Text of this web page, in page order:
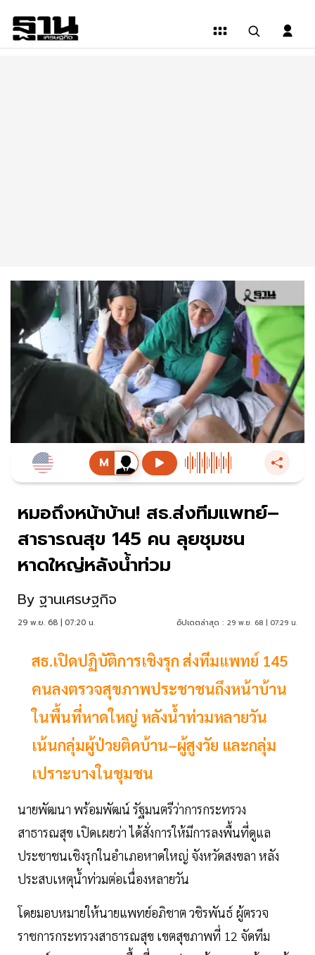
หมอถึงหน้าบ้าน! สธ.ส่งทีมแพทย์–
สาธารณสุข 145 คน ลุยชุมชน
หาดใหญ่หลังน้ำท่วม
By ฐานเศรษฐกิจ
29 พ.ย. 68 | 07:20 น. อัปเดตล่าสุด : 29 พ.ย. 68 | 07:29 น.
สธ.เปิดปฏิบัติการเชิงรุก ส่งทีมแพทย์ 145
คนลงตรวจสุขภาพประชาชนถึงหน้าบ้าน
ในพื้นที่หาดใหญ่ หลังน้ำท่วมหลายวัน
เน้นกลุ่มผู้ป่วยติดบ้าน–ผู้สูงวัย และกลุ่ม
เปราะบางในชุมชน
นายพัฒนา พร้อมพัฒน์ รัฐมนตรีว่าการกระทรวง
สาธารณสุข เปิดเผยว่า ได้สั่งการให้มีการลงพื้นที่ดูแล
ประชาชนเชิงรุกในอำเภอหาดใหญ่ จังหวัดสงขลา หลัง
ประสบเหตุน้ำท่วมต่อเนื่องหลายวัน
โดยมอบหมายให้นายแพทย์อภิชาต วชิรพันธ์ ผู้ตรวจ
ราชการกระทรวงสาธารณสุข เขตสุขภาพที่ 12 จัดทีม